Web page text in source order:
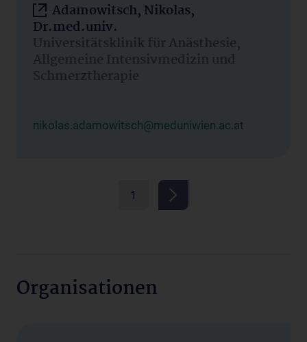
Adamowitsch, Nikolas,
Dr.med.univ.
Universitätsklinik für Anästhesie,
Allgemeine Intensivmedizin und
Schmerztherapie
nikolas.adamowitsch@meduniwien.ac.at
1
Organisationen